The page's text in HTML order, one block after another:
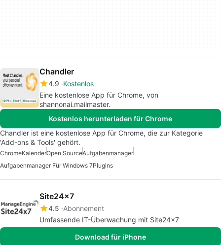
Chandler
4.9 Kostenlos
Eine kostenlose App für Chrome, von
shannonai.mailmaster.
Kostenlos herunterladen für Chrome
Chandler ist eine kostenlose App für Chrome, die zur Kategorie
'Add-ons & Tools' gehört.
ChromeKalenderOpen SourceAufgabenmanager
Aufgabenmanager Für Windows 7Plugins
Site24x7
4.5 Abonnement
Umfassende IT-Überwachung mit Site24x7
Download für iPhone